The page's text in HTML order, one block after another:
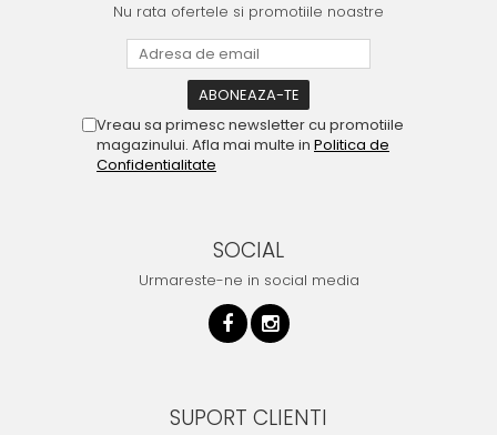
Nu rata ofertele si promotiile noastre
Vreau sa primesc newsletter cu promotiile
magazinului. Afla mai multe in Politica de
Confidentialitate
SOCIAL
Urmareste-ne in social media
SUPORT CLIENTI